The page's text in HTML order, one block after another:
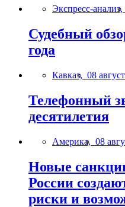
Экспресс-анализ,
Судебный
года
Кавказ, 08
Телефонный
десятилетия
Америка, 08
Новые
России
риски и